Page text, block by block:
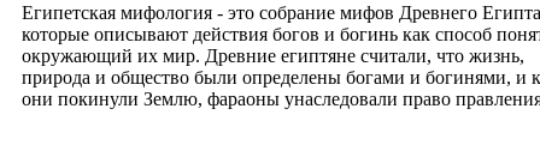
Египетская мифология - это собрание мифов Древнего
которые описывают действия богов и богинь как способ
окружающий их мир. Древние египтяне считали, что жизнь,
природа и общество были определены богами и богинями, и
они покинули Землю, фараоны унаследовали право